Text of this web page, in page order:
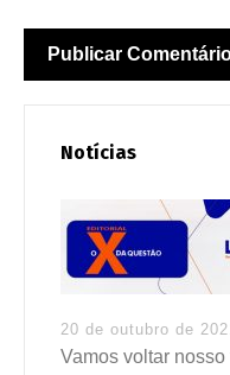
Notícias
20 de outubro de
Vamos voltar